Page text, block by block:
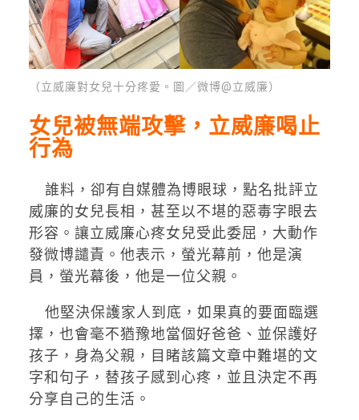
（立威廉對女兒十分疼愛。圖／微博@立威廉）
女兒被無端攻擊，立威廉喝止
行為
誰料，卻有自媒體為博眼球，點名批評立
威廉的女兒長相，甚至以不堪的惡毒字眼去
形容。讓立威廉心疼女兒受此委屈，大動作
發微博譴責。他表示，螢光幕前，他是演
員，螢光幕後，他是一位父親。
他堅決保護家人到底，如果真的要面臨選
擇，也會毫不猶豫地當個好爸爸、並保護好
孩子，身為父親，目睹該篇文章中難堪的文
字和句子，替孩子感到心疼，並且決定不再
分享自己的生活。